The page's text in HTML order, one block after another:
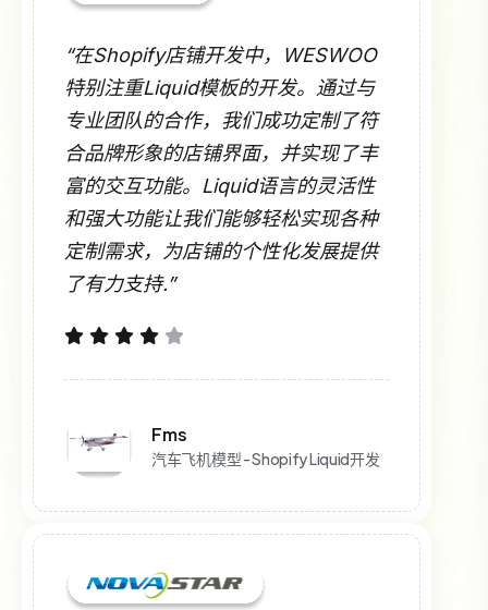
“在Shopify店铺开发中，WESWOO
特别注重Liquid模板的开发。通过与
专业团队的合作，我们成功定制了符
合品牌形象的店铺界面，并实现了丰
富的交互功能。Liquid语言的灵活性
和强大功能让我们能够轻松实现各种
定制需求，为店铺的个性化发展提供
了有力支持.”
Fms
汽车飞机模型 - Shopify Liquid开发